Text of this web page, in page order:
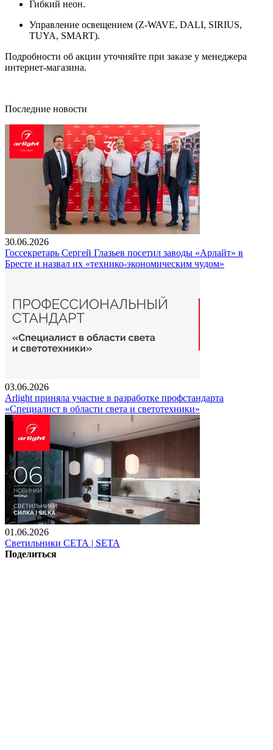
Гибкий неон.
Управление освещением (Z-WAVE, DALI, SIRIUS,
TUYA, SMART).
Подробности об акции уточняйте при заказе у менеджера
интернет-магазина.
Последние новости
30.06.2026
Госсекретарь Сергей Глазьев посетил заводы «Арлайт» в
Бресте и назвал их «технико-экономическим чудом»
03.06.2026
Arlight приняла участие в разработке профстандарта
«Специалист в области света и светотехники»
01.06.2026
Светильники СЕТА | SETA
Поделиться